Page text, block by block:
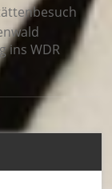
ins WDR